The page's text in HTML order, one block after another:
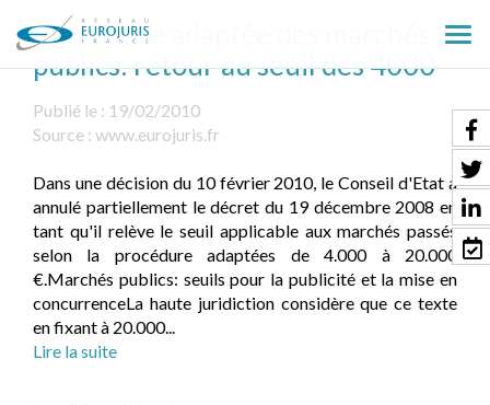
le
Procédure adaptée des marchés
publics: retour au seuil des 4000
Publié le : 19/02/2010
Source : www.eurojuris.fr
Dans une décision du 10 février 2010, le Conseil d'Etat a
annulé partiellement le décret du 19 décembre 2008 en
tant qu'il relève le seuil applicable aux marchés passés
selon la procédure adaptées de 4.000 à 20.000
€.Marchés publics: seuils pour la publicité et la mise en
concurrenceLa haute juridiction considère que ce texte
en fixant à 20.000...
Lire la suite